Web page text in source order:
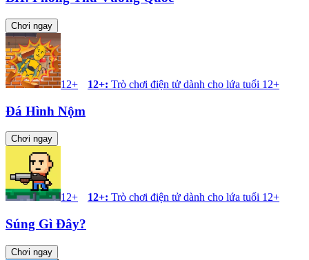
Chơi ngay
12+ 12+: Trò chơi điện tử dành cho lứa tuổi 12+
Đá Hình Nộm
Chơi ngay
12+ 12+: Trò chơi điện tử dành cho lứa tuổi 12+
Súng Gì Đây?
Chơi ngay